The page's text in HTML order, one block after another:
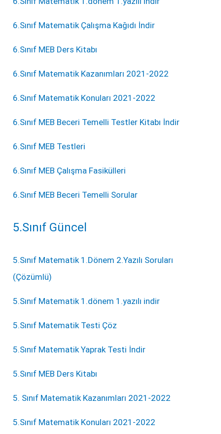
6.Sınıf Matematik Çalışma Kağıdı İndir
6.Sınıf MEB Ders Kitabı
6.Sınıf Matematik Kazanımları 2021-2022
6.Sınıf Matematik Konuları 2021-2022
6.Sınıf MEB Beceri Temelli Testler Kitabı İndir
6.Sınıf MEB Testleri
6.Sınıf MEB Çalışma Fasikülleri
6.Sınıf MEB Beceri Temelli Sorular
5.Sınıf Güncel
5.Sınıf Matematik 1.Dönem 2.Yazılı Soruları
(Çözümlü)
5.Sınıf Matematik 1.dönem 1.yazılı indir
5.Sınıf Matematik Testi Çöz
5.Sınıf Matematik Yaprak Testi İndir
5.Sınıf MEB Ders Kitabı
5. Sınıf Matematik Kazanımları 2021-2022
5.Sınıf Matematik Konuları 2021-2022